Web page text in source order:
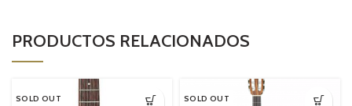
PRODUCTOS RELACIONADOS
SOLD OUT SOLD OUT